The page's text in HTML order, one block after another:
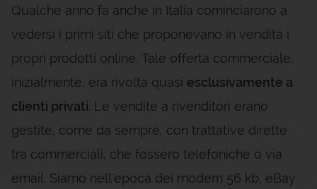
Qualche anno fa anche in Italia cominciarono a
vedersi i primi siti che proponevano in vendita i
propri prodotti online. Tale offerta commerciale,
inizialmente, era rivolta quasi esclusivamente a
clienti privati. Le vendite a rivenditori erano
gestite, come da sempre, con trattative dirette
tra commerciali, che fossero telefoniche o via
email. Siamo nell'epoca dei modem 56 kb, eBay